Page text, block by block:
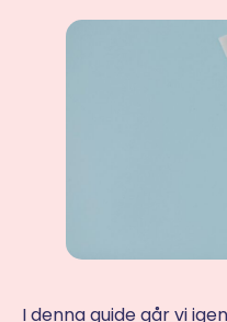
I denna guide går vi